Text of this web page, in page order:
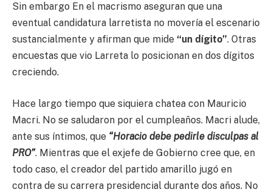
Sin embargo En el macrismo aseguran que una
eventual candidatura larretista no movería el escenario
sustancialmente y afirman que mide “un dígito”. Otras
encuestas que vio Larreta lo posicionan en dos dígitos
creciendo.
Hace largo tiempo que siquiera chatea con Mauricio
Macri. No se saludaron por el cumpleaños. Macri alude,
ante sus íntimos, que “Horacio debe pedirle disculpas al
PRO”. Mientras que el exjefe de Gobierno cree que, en
todo caso, el creador del partido amarillo jugó en
contra de su carrera presidencial durante dos años. No